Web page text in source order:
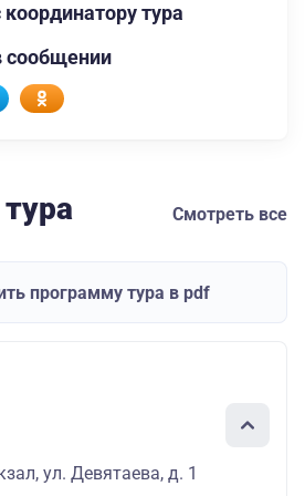
тура
сообщении
Смотреть все
программу тура в pdf
ул. Девятаева, д. 1